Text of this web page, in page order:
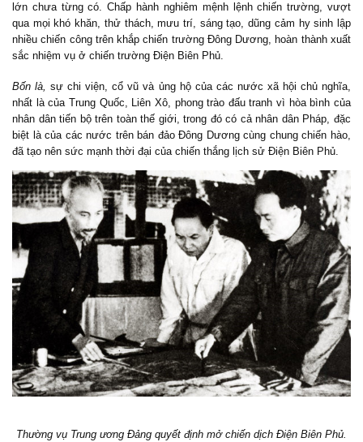
lớn chưa từng có. Chấp hành nghiêm mệnh lệnh chiến trường, vượt
qua mọi khó khăn, thử thách, mưu trí, sáng tạo, dũng cảm hy sinh lập
nhiều chiến công trên khắp chiến trường Đông Dương, hoàn thành xuất
sắc nhiệm vụ ở chiến trường Điện Biên Phủ.
Bốn là, sự chi viện, cổ vũ và ủng hộ của các nước xã hội chủ nghĩa,
nhất là của Trung Quốc, Liên Xô, phong trào đấu tranh vì hòa bình của
nhân dân tiến bộ trên toàn thế giới, trong đó có cả nhân dân Pháp, đặc
biệt là của các nước trên bán đảo Đông Dương cùng chung chiến hào,
đã tạo nên sức mạnh thời đại của chiến thắng lịch sử Điện Biên Phủ.
Thường vụ Trung ương Đảng quyết định mở chiến dịch Điện Biên Phủ.